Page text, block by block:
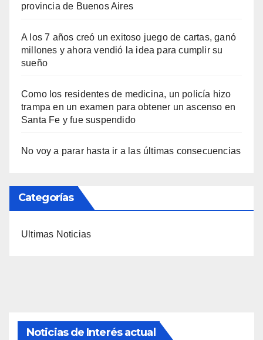
provincia de Buenos Aires
A los 7 años creó un exitoso juego de cartas, ganó
millones y ahora vendió la idea para cumplir su
sueño
Como los residentes de medicina, un policía hizo
trampa en un examen para obtener un ascenso en
Santa Fe y fue suspendido
No voy a parar hasta ir a las últimas consecuencias
Categorías
Ultimas Noticias
Noticias de Interés actual